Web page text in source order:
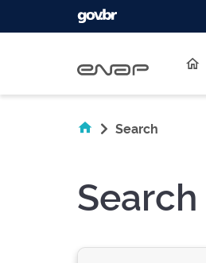
Search
Search